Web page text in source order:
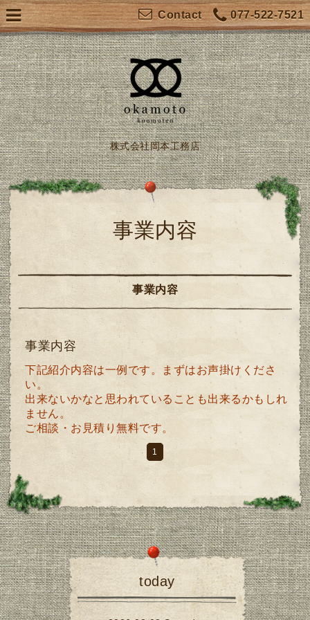
077-522-7521
Contact
株式会社岡本工務店
事業内容
事業内容
事業内容
下記紹介内容は一例です。まずはお声掛けくださ
い。
出来ないかなと思われていることも出来るかもしれ
ません。
ご相談・お見積り無料です。
1
today